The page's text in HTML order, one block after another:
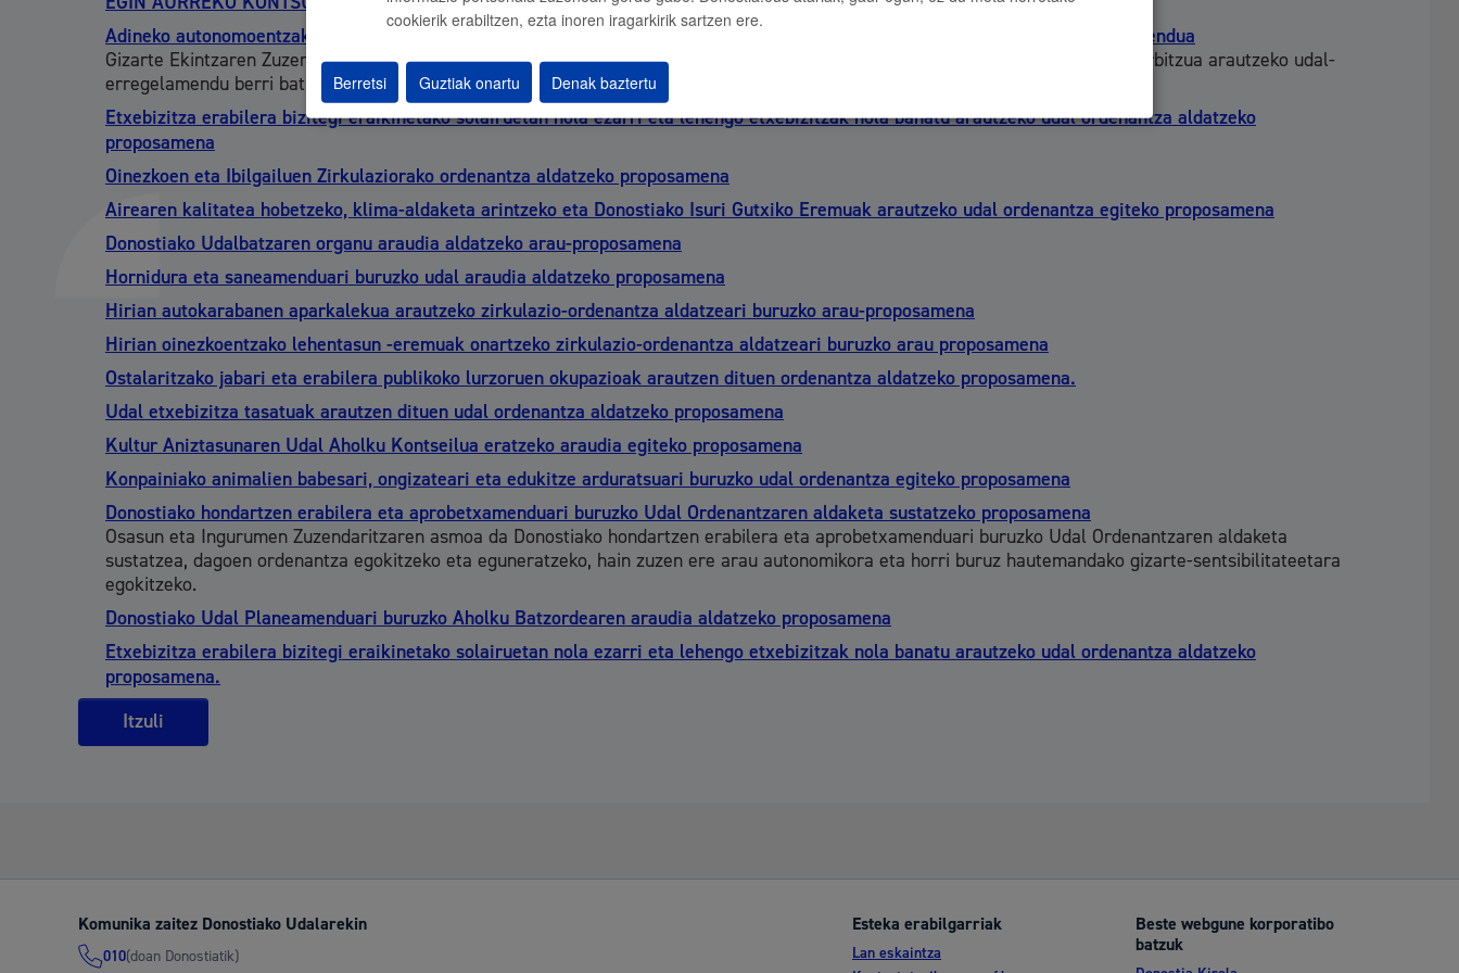
Adineko autonomoentzako eta 1. mailako mendekotasuna duten pertsonentzako ostatu-zerbitzua arautzen duen udal-erregelamendua
Gizarte Ekintzaren Zuzendaritzak adineko autonomoentzako eta 1. mailako mendekotasuna duten pertsonentzako udal-ostatu zerbitzua arautzeko udal-
erregelamendu berri bat onesteko asmoa du, zerbitzua eskuratzeko, emateko eta kofinantzatzeko baldintzak arautze aldera.
Etxebizitza erabilera bizitegi eraikinetako solairuetan nola ezarri eta lehengo etxebizitzak nola banatu arautzeko udal ordenantza aldatzeko
proposamena
Oinezkoen eta Ibilgailuen Zirkulaziorako ordenantza aldatzeko proposamena
Airearen kalitatea hobetzeko, klima-aldaketa arintzeko eta Donostiako Isuri Gutxiko Eremuak arautzeko udal ordenantza egiteko proposamena
Donostiako Udalbatzaren organu araudia aldatzeko arau-proposamena
Hornidura eta saneamenduari buruzko udal araudia aldatzeko proposamena
Hirian autokarabanen aparkalekua arautzeko zirkulazio-ordenantza aldatzeari buruzko arau-proposamena
Hirian oinezkoentzako lehentasun -eremuak onartzeko zirkulazio-ordenantza aldatzeari buruzko arau proposamena
Ostalaritzako jabari eta erabilera publikoko lurzoruen okupazioak arautzen dituen ordenantza aldatzeko proposamena.
Udal etxebizitza tasatuak arautzen dituen udal ordenantza aldatzeko proposamena
Kultur Aniztasunaren Udal Aholku Kontseilua eratzeko araudia egiteko proposamena
Konpainiako animalien babesari, ongizateari eta edukitze arduratsuari buruzko udal ordenantza egiteko proposamena
Donostiako hondartzen erabilera eta aprobetxamenduari buruzko Udal Ordenantzaren aldaketa sustatzeko proposamena
Osasun eta Ingurumen Zuzendaritzaren asmoa da Donostiako hondartzen erabilera eta aprobetxamenduari buruzko Udal Ordenantzaren aldaketa
sustatzea, dagoen ordenantza egokitzeko eta eguneratzeko, hain zuzen ere arau autonomikora eta horri buruz hautemandako gizarte-sentsibilitateetara
egokitzeko.
Donostiako Udal Planeamenduari buruzko Aholku Batzordearen araudia aldatzeko proposamena
Etxebizitza erabilera bizitegi eraikinetako solairuetan nola ezarri eta lehengo etxebizitzak nola banatu arautzeko udal ordenantza aldatzeko
proposamena.
Itzuli
Komunika zaitez Donostiako Udalarekin
010(doan Donostiatik)
Esteka erabilgarriak
Lan eskaintza
Beste webgune korporatibo
batzuk
cookierik erabiltzen, ezta inoren iragarkirik sartzen ere.
Denak baztertu
Berretsi Guztiak onartu